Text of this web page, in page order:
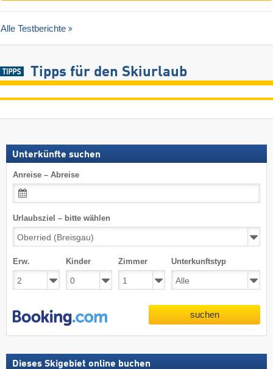
Alle Testberichte
Tipps für den Skiurlaub
Unterkünfte suchen
Anreise – Abreise
Urlaubsziel – bitte wählen
Erw. Kinder Zimmer Unterkunftstyp
suchen
Dieses Skigebiet online buchen